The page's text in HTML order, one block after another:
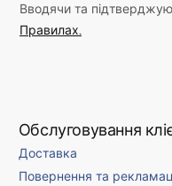
Вводячи та
Правилах.
Обслуговування
Доставка
Повернення та